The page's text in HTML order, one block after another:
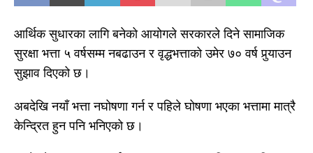
आर्थिक सुधारका लागि बनेको आयोगले सरकारले दिने सामाजिक
सुरक्षा भत्ता ५ वर्षसम्म नबढाउन र वृद्धभत्ताको उमेर ७० वर्ष पुर्‍याउन
सुझाव दिएको छ।
अबदेखि नयाँ भत्ता नघोषणा गर्न र पहिले घोषणा भएका भत्तामा मात्रै
केन्द्रित हुन पनि भनिएको छ।